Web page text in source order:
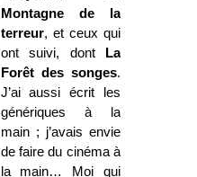
Montagnede la
terreur, et ceux qui
ont suivi, dont La
Forêtdes songes.
J’ai aussi écrit les
génériques à la
main ; j’avais envie
de faire du cinéma à
la main… Moi qui